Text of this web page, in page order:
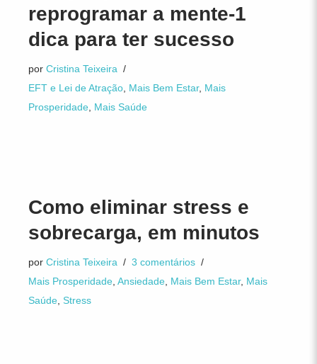
reprogramar a mente-1
dica para ter sucesso
por Cristina Teixeira
EFT e Lei de Atração Mais Bem Estar, Mais
Prosperidade Mais Saúde
Como eliminar stress e
sobrecarga, em minutos
por Cristina Teixeira
3 comentários
Mais Prosperidade Ansiedade Mais Bem Estar, Mais
Saúde Stress